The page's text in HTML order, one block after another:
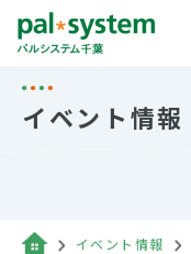
イベント情報
イベント情報